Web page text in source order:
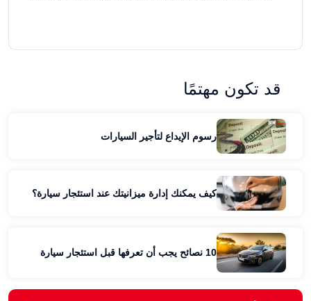
قد تكون مهتمًا
رسوم الإيداع لتأجير السيارات
كيف يمكنك إدارة ميزانيتك عند استئجار سيارة؟
10 نصائح يجب أن تعرفها قبل استئجار سيارة